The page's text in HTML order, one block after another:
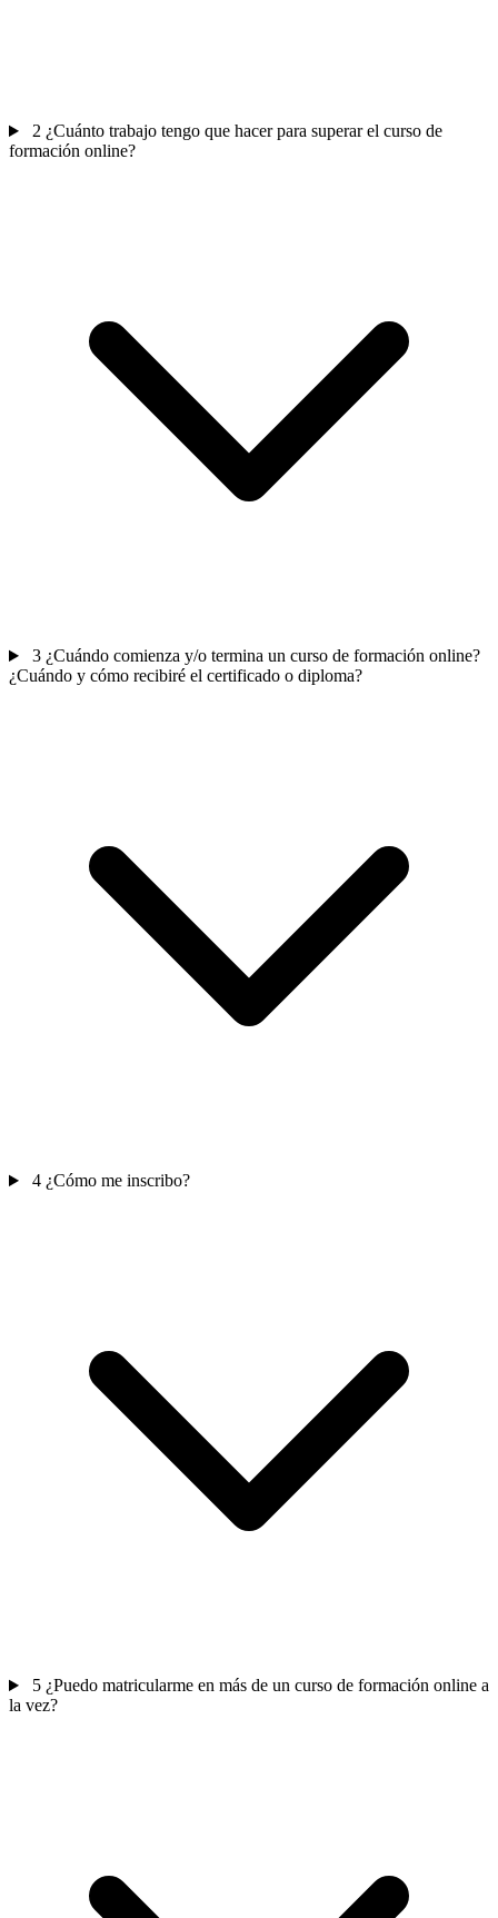
2 ¿Cuánto trabajo tengo que hacer para superar el curso de
formación online?
3 ¿Cuándo comienza y/o termina un curso de formación online?
¿Cuándo y cómo recibiré el certificado o diploma?
4 ¿Cómo me inscribo?
5 ¿Puedo matricularme en más de un curso de formación online a
la vez?